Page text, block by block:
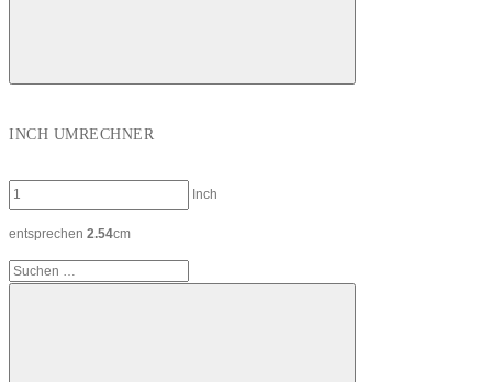
INCH UMRECHNER
Inch
entsprechen 2.54cm
Suchen